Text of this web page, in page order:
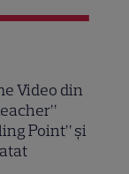
Video din
Point” și